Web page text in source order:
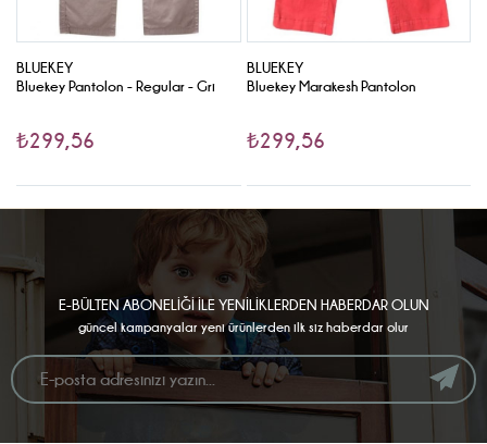
BLUEKEY
Bluekey Pantolon - Regular - Gri
₺299,56
BLUEKEY
Bluekey Marakesh Pantolon
₺299,56
E-BÜLTEN ABONELİĞİ İLE YENİLİKLERDEN HABERDAR OLUN
güncel kampanyalar yeni ürünlerden ilk siz haberdar olur